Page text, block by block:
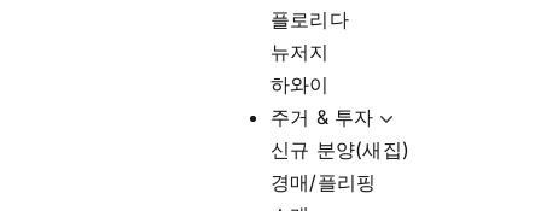
플로리다
뉴저지
하와이
주거 & 투자
신규 분양(새집)
경매/플리핑